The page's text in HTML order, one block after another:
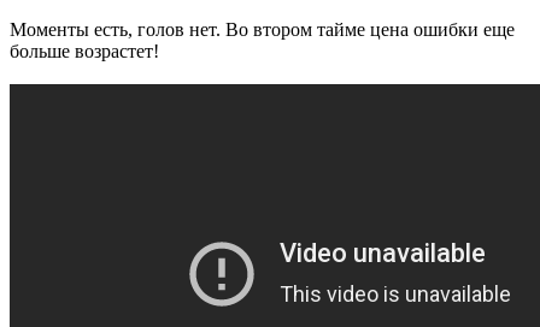
Моменты есть, голов нет. Во втором тайме цена ошибки еще
больше возрастет!